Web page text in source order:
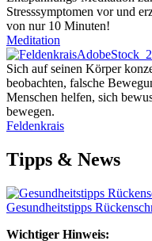
Stresssymptomen vor und
von nur 10 Minuten!
Meditation
Sich auf seinen Körper
beobachten, falsche
Menschen helfen, sich
bewegen.
Feldenkrais
Tipps & News
Gesundheitstipps
Wichtiger Hinweis: